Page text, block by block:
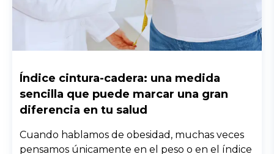
Índice cintura-cadera: una medida
sencilla que puede marcar una gran
diferencia en tu salud
Cuando hablamos de obesidad, muchas veces
pensamos únicamente en el peso o en el índice